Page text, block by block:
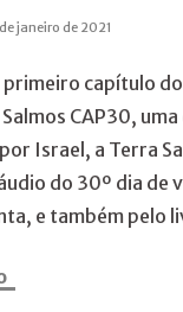
janeiro de 2021
primeiro capítulo
CAP30,
Israel, a Terra
do 30º dia de
e também pelo